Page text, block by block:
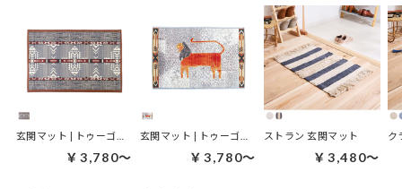
￥3,780～ ￥3,780～
ストラン 玄関マット
￥3,480～
ク